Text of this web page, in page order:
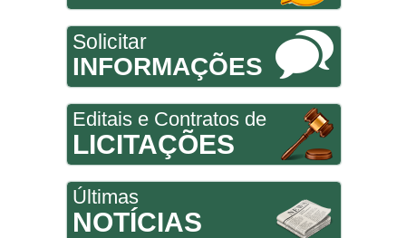
Solicitar
INFORMAÇÕES
Editais e Contratos de
LICITAÇÕES
Últimas
NOTÍCIAS